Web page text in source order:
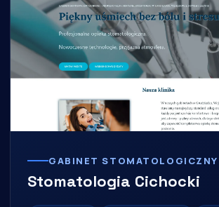
GABINET STOMATOLOGICZNY
Stomatologia Cichocki